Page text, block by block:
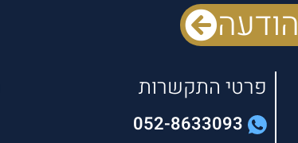
פרטי התקשרות
052-8633093